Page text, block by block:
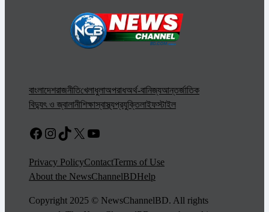
বাংলাদেশরাজনীতিখেলাধুলাঅপরাধঅর্থ-বানিজ্যআন্তর্জাতিক
বিদ্যুৎ ও জ্বালানীশিক্ষাস্বাস্থ্যপ্রযুক্তিলাইফস্টাইল
Facebook
Instagram
TikTok
X YouTube
Privacy PolicyContactTerms of Use
About the NewsChannelBDHelp
Copyright 2025 © NewsChannelBD. All rights